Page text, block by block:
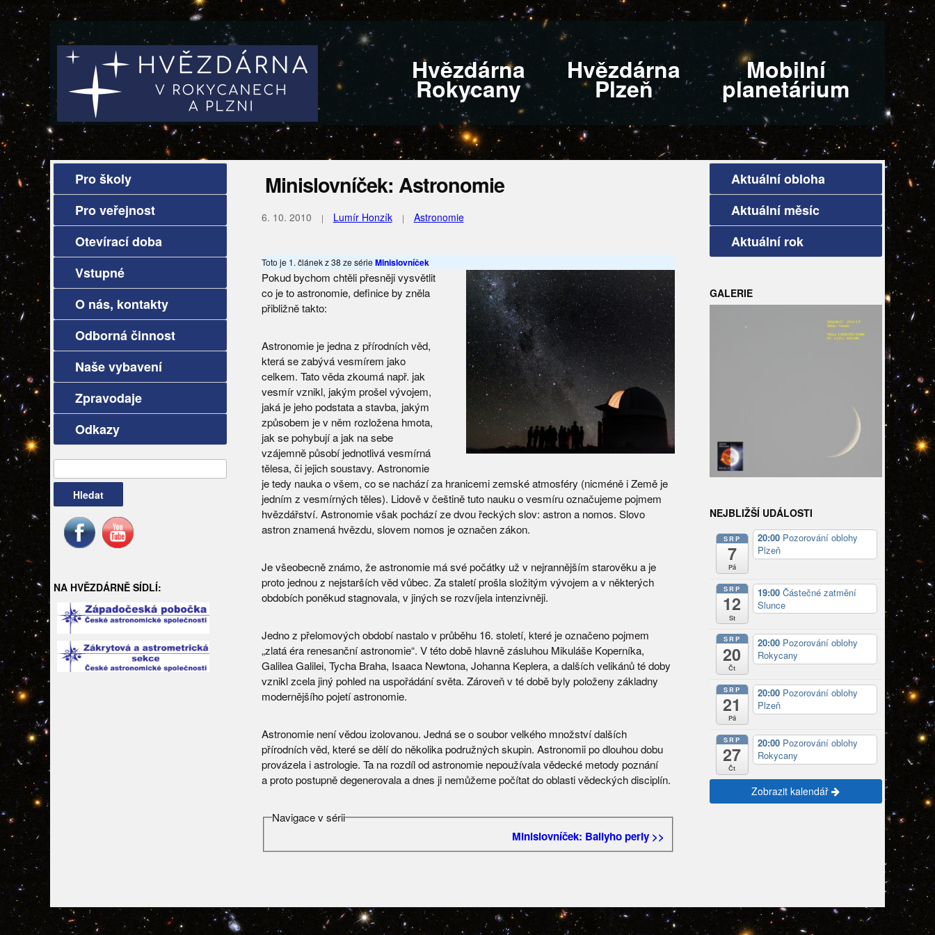
Hvězdárna
Rokycany
Hvězdárna
Plzeň
Mobilní
planetárium
Pro školy
Pro veřejnost
Otevírací doba
Vstupné
O nás, kontakty
Odborná činnost
Naše vybavení
Zpravodaje
Odkazy
NA HVĚZDÁRNĚ SÍDLÍ:
Minislovníček: Astronomie
6. 10. 2010 Lumír Honzík Astronomie
Toto je 1. článek z 38 ze sérieMinislovníček
Pokud bychom chtěli přesněji vysvětlit
co je to astronomie, definice by zněla
přibližně takto:
Astronomie je jedna z přírodních věd,
která se zabývá vesmírem jako
celkem. Tato věda zkoumá např. jak
vesmír vznikl, jakým prošel vývojem,
jaká je jeho podstata a stavba, jakým
způsobem je v něm rozložena hmota,
jak se pohybují a jak na sebe
vzájemně působí jednotlivá vesmírná
tělesa, či jejich soustavy. Astronomie
je tedy nauka o všem, co se nachází za hranicemi zemské atmosféry (nicméně i Země je
jedním z vesmírných těles). Lidově v češtině tuto nauku o vesmíru označujeme pojmem
hvězdářství. Astronomie však pochází ze dvou řeckých slov: astron a nomos. Slovo
astron znamená hvězdu, slovem nomos je označen zákon.
Je všeobecně známo, že astronomie má své počátky už v nejrannějším starověku a je
proto jednou z nejstarších věd vůbec. Za staletí prošla složitým vývojem a v některých
obdobích poněkud stagnovala, v jiných se rozvíjela intenzivněji.
Jedno z přelomových období nastalo v průběhu 16. století, které je označeno pojmem
„zlatá éra renesanční astronomie“. V této době hlavně zásluhou Mikuláše Koperníka,
Galilea Galilei, Tycha Braha, Isaaca Newtona, Johanna Keplera, a dalších velikánů té doby
vznikl zcela jiný pohled na uspořádání světa. Zároveň v té době byly položeny základny
modernějšího pojetí astronomie.
Astronomie není vědou izolovanou. Jedná se o soubor velkého množství dalších
přírodních věd, které se dělí do několika podružných skupin. Astronomii po dlouhou dobu
provázela i astrologie. Ta na rozdíl od astronomie nepoužívala vědecké metody poznání
a proto postupně degenerovala a dnes ji nemůžeme počítat do oblasti vědeckých disciplín.
Navigace v sérii
Minislovníček: Bailyho perly >>
Aktuální obloha
Aktuální měsíc
Aktuální rok
GALERIE
NEJBLIŽŠÍ UDÁLOSTI
SRP
7
Pá
20:00 Pozorování oblohy
Plzeň
SRP
12
St
19:00 Částečné zatmění
Slunce
SRP
20
Čt
20:00 Pozorování oblohy
Rokycany
SRP
21
Pá
20:00 Pozorování oblohy
Plzeň
SRP
27
Čt
20:00 Pozorování oblohy
Rokycany
Zobrazit kalendář